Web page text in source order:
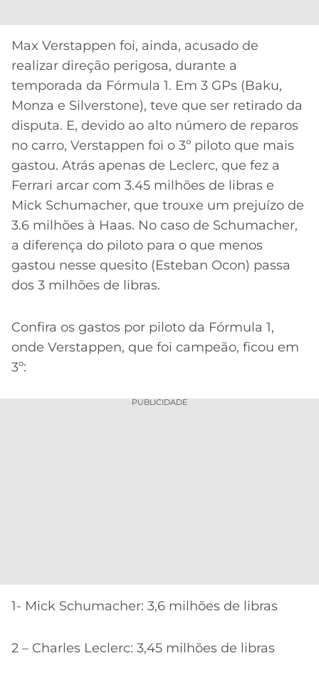
CRUZEIRO
Max Verstappen foi, ainda, acusado de
realizar direção perigosa, durante a
temporada da Fórmula 1. Em 3 GPs (Baku,
Monza e Silverstone), teve que ser retirado da
disputa. E, devido ao alto número de reparos
no carro, Verstappen foi o 3º piloto que mais
gastou. Atrás apenas de Leclerc, que fez a
Ferrari arcar com 3.45 milhões de libras e
Mick Schumacher, que trouxe um prejuízo de
3.6 milhões à Haas. No caso de Schumacher,
a diferença do piloto para o que menos
gastou nesse quesito (Esteban Ocon) passa
dos 3 milhões de libras.
Confira os gastos por piloto da Fórmula 1,
onde Verstappen, que foi campeão, ficou em
3º:
PUBLICIDADE
1- Mick Schumacher: 3,6 milhões de libras
2 – Charles Leclerc: 3,45 milhões de libras